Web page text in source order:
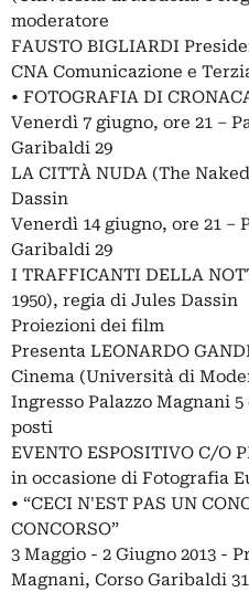
moderatore
FAUSTO BIGLIARDI
CNA Comunicazione e
• FOTOGRAFIA DI
Venerdì 7 giugno, ore 21 –
Garibaldi 29
LA CITTÀ NUDA (The
Dassin
Venerdì 14 giugno, ore 21 –
Garibaldi 29
I TRAFFICANTI DELLA
1950), regia di Jules Dassin
Proiezioni dei film
Presenta LEONARDO
Cinema (Università di
Ingresso Palazzo Magnani
posti
EVENTO ESPOSITIVO C/O
in occasione di Fotografia
• “CECI N'EST PAS UN
CONCORSO”
3 Maggio - 2 Giugno 2013 -
Magnani, Corso Garibaldi 31